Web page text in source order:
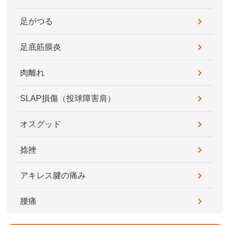
足がつる
足底筋膜炎
肉離れ
SLAP損傷（投球障害肩）
オスグッド
捻挫
アキレス腱の痛み
腰痛